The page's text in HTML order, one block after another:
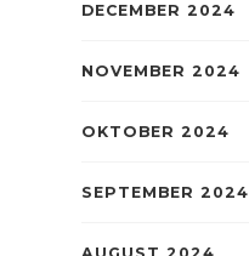
DECEMBER 2024
NOVEMBER 2024
OKTOBER 2024
SEPTEMBER 2024